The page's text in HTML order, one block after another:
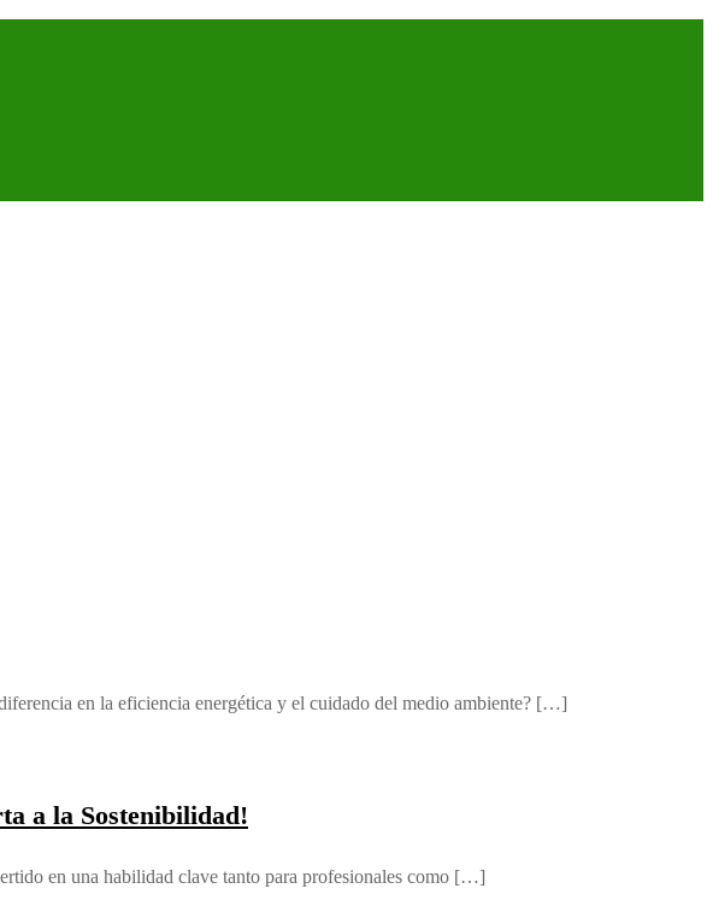
en la eficiencia energética y el cuidado del medio ambiente? […]
a la Sostenibilidad!
en una habilidad clave tanto para profesionales como […]